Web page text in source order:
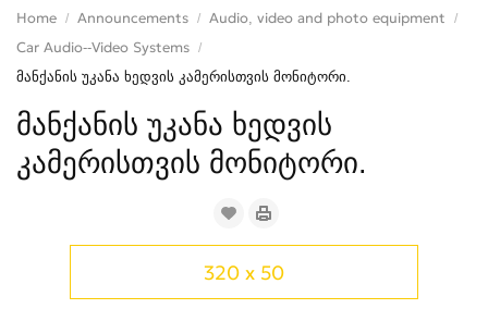
Home Announcements
Audio, video and photo equipment
Car Audio--Video Systems
მანქანის უკანა ხედვის კამერისთვის მონიტორი.
მანქანის უკანა ხედვის
კამერისთვის მონიტორი.
320 x 50